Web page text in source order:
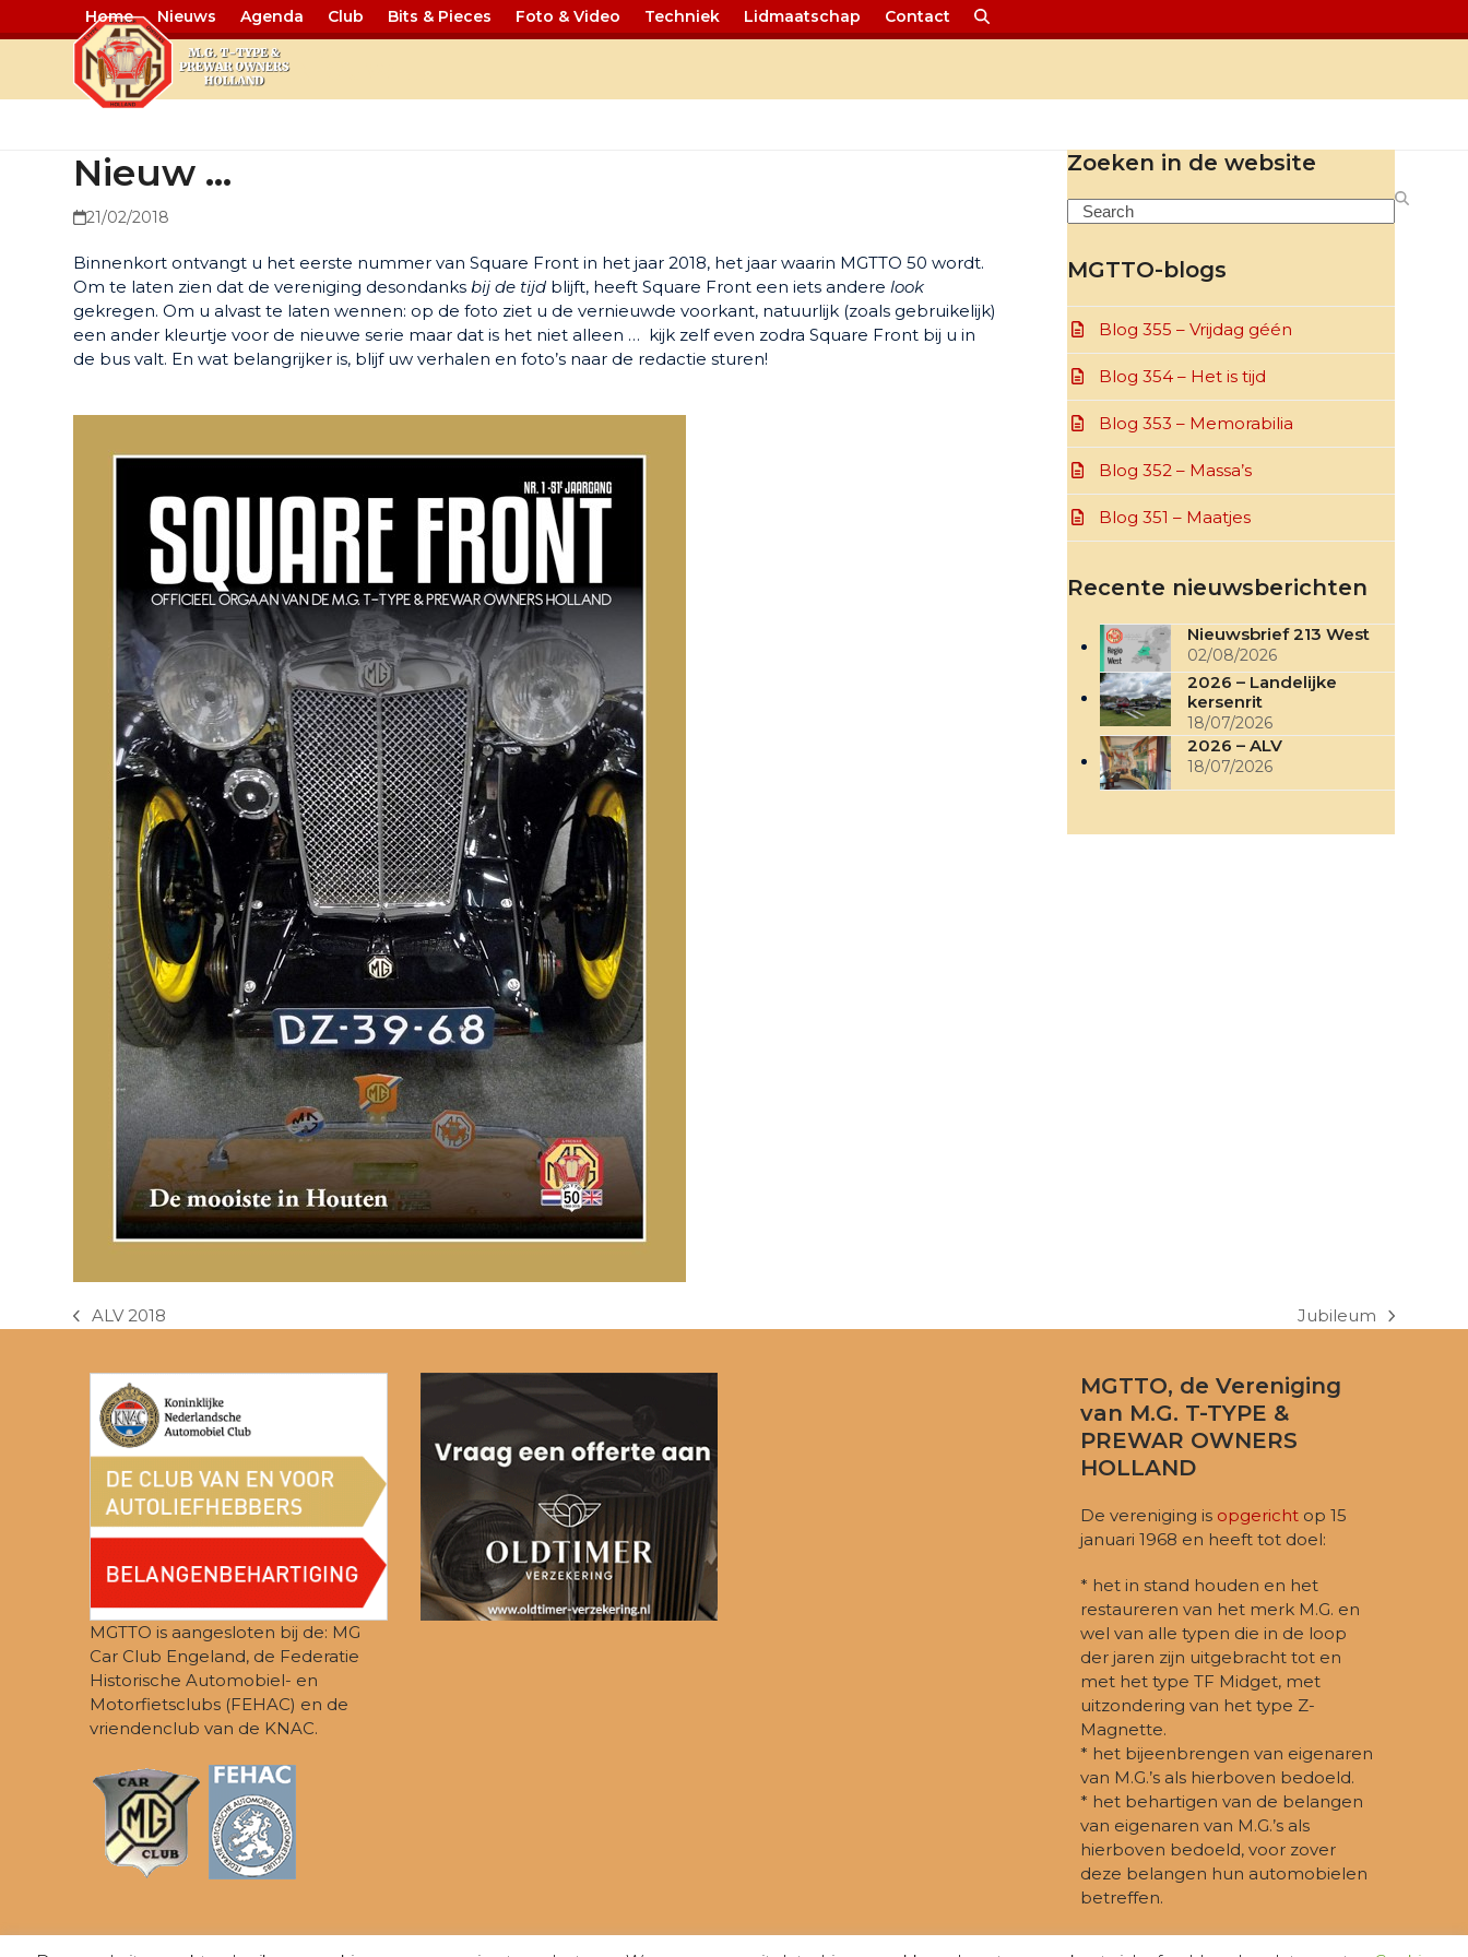
Home Nieuws Agenda Club Bits & Pieces Foto & Video Techniek Lidmaatschap Contact
Nieuw …
21/02/2018
Binnenkort ontvangt u het eerste nummer van Square Front in het jaar 2018, het jaar waarin MGTTO 50 wordt.
Om te laten zien dat de vereniging desondanksbij de tijd blijft, heeft Square Front een iets anderelook
gekregen. Om u alvast te laten wennen: op de foto ziet u de vernieuwde voorkant, natuurlijk (zoals gebruikelijk)
een ander kleurtje voor de nieuwe serie maar dat is het niet alleen … kijk zelf even zodra Square Front bij u in
de bus valt. En wat belangrijker is, blijf uw verhalen en foto’s naar de redactie sturen!
Zoeken in de website
Search
MGTTO-blogs
Blog 355 – Vrijdag géén
Blog 354 – Het is tijd
Blog 353 – Memorabilia
Blog 352 – Massa’s
Blog 351 – Maatjes
Recente nieuwsberichten
Nieuwsbrief 213 West
02/08/2026
2026 – Landelijke
kersenrit
18/07/2026
2026 – ALV
18/07/2026
previous
ALV 2018
next
Jubileum
MGTTO is aangesloten bij de: MG
Car Club Engeland, de Federatie
Historische Automobiel- en
Motorfietsclubs (FEHAC) en de
vriendenclub van de KNAC.
MGTTO, de Vereniging
van M.G. T-TYPE &
PREWAR OWNERS
HOLLAND
De vereniging is opgericht op 15
januari 1968 en heeft tot doel:
* het in stand houden en het
restaureren van het merk M.G. en
wel van alle typen die in de loop
der jaren zijn uitgebracht tot en
met het type TF Midget, met
uitzondering van het type Z-
Magnette.
* het bijeenbrengen van eigenaren
van M.G.’s als hierboven bedoeld.
* het behartigen van de belangen
van eigenaren van M.G.’s als
hierboven bedoeld, voor zover
deze belangen hun automobielen
betreffen.